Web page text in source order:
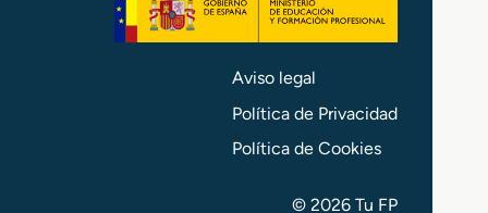
Aviso legal
Política de Privacidad
Política de Cookies
© 2026 Tu FP